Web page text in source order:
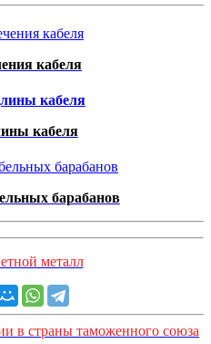
кабеля
кабеля
барабанов
металл
в страны таможенного союза